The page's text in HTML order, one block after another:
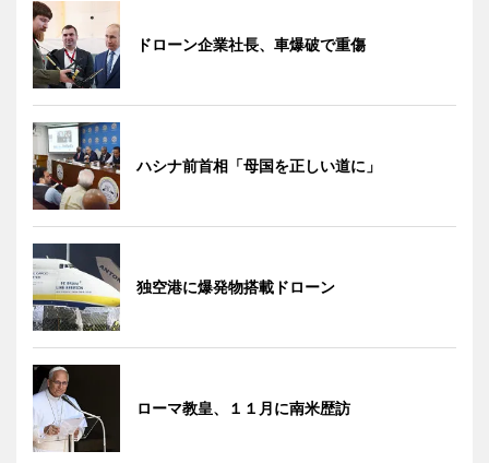
ドローン企業社長、車爆破で重傷
ハシナ前首相「母国を正しい道に」
独空港に爆発物搭載ドローン
ローマ教皇、１１月に南米歴訪